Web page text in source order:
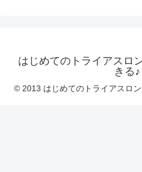
はじめてのトライアスロ
きる♪
© 2013 はじめてのトライアスロ